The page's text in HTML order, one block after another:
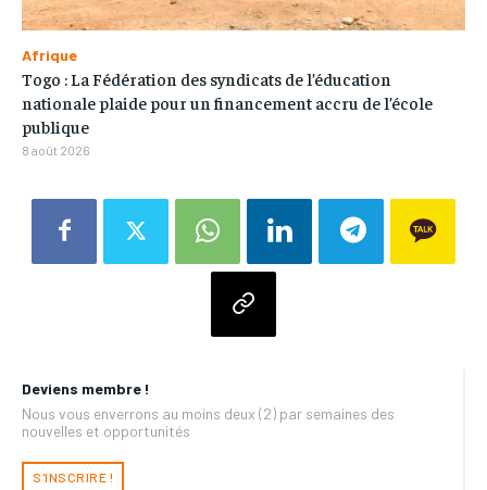
Deviens membre !
Nous vous enverrons au moins deux (2) par semaines des
nouvelles et opportunités
S'INSCRIRE !
Afrique
Togo : La Fédération des syndicats de l’éducation
nationale plaide pour un financement accru de l’école
publique
8 août 2026